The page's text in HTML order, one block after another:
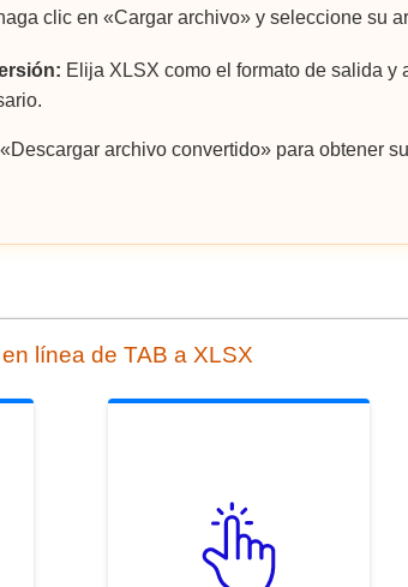
clic en «Cargar archivo» y seleccione su
Elija XLSX como el formato de salida y
archivo convertido» para obtener
línea de TAB a XLSX